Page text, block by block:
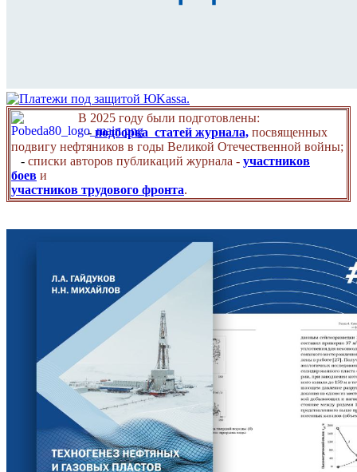
В 2025 году были подготовлены:
- подборка статей журнала, посвященных
подвигу нефтяников в годы Великой Отечественной войны;
- списки авторов публикаций журнала - участников
боев и
участников трудового фронта.